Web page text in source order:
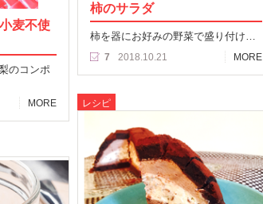
柿のサラダ
柿を器にお好みの野菜で盛り付け…
7 2018.10.21 MORE
麦不使
のコンポ
MORE レシピ